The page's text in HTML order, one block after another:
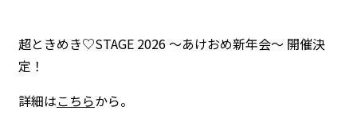
超ときめき♡STAGE 2026 〜あけおめ新年会〜 開催決
定！
詳細はこちらから。